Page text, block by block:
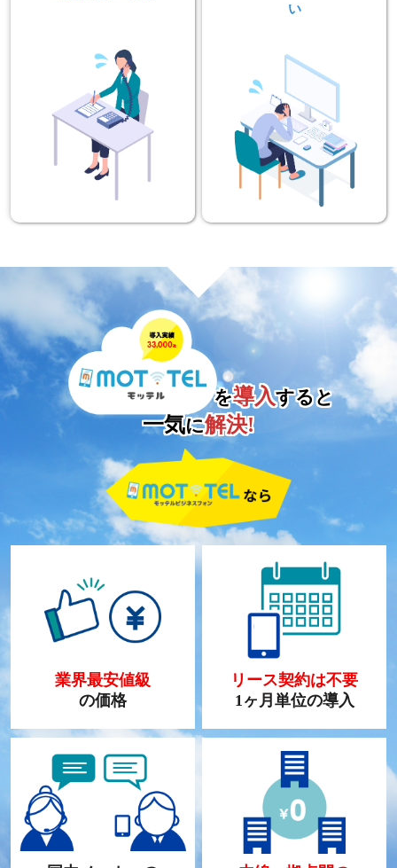
い
を導入すると
一気に解決!
業界最安値級
の価格
リース契約は不要
1ヶ月単位の導入